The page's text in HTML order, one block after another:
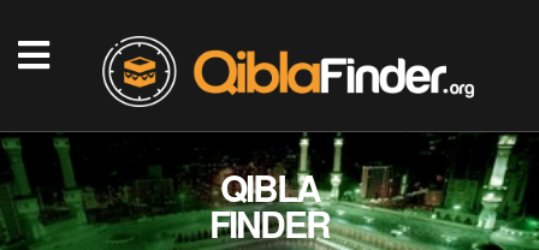
QIBLA
FINDER